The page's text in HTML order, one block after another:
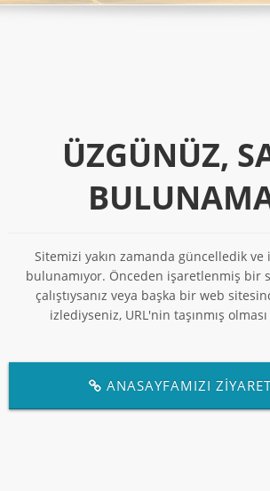
ÜZGÜNÜZ,
Sitemizi yakın zamanda güncelledik
bulunamıyor. Önceden işaretlenmiş bir
çalıştıysanız veya başka bir web
izlediyseniz, URL'nin taşınmış
ANASAYFAMIZI